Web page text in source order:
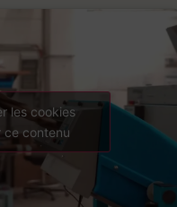
les cookies
contenu